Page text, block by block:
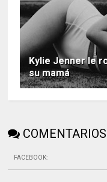
Kylie Jenner le
su mamá
COMENTARIOS
FACEBOOK: